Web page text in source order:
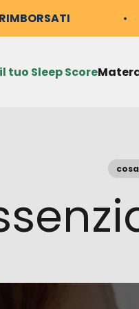
tuo Sleep Score